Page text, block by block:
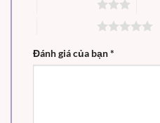
Đánh giá của bạn*